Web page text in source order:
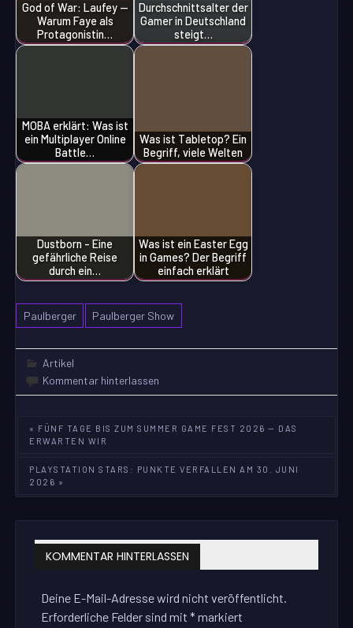
God of War: Laufey —
Warum Faye als
Protagonistin…
Durchschnittsalter der
Gamer in Deutschland
steigt…
MOBA erklärt: Was ist
ein Multiplayer Online
Battle…
Was ist Tabletop? Ein
Begriff, viele Welten
Dustborn - Eine
gefährliche Reise
durch ein…
Was ist ein Easter Egg
in Games? Der Begriff
einfach erklärt
Paulberger Paulberger Show
Artikel
Kommentar hinterlassen
Beitragsnavigation
« FÜNF TAGE BIS ZUM SUMMER GAME FEST 2026 — DAS
ERWARTEN WIR
PLAYSTATION STARS: PUNKTE VERFALLEN AM 30. JUNI
2026 »
KOMMENTAR HINTERLASSEN
Deine E-Mail-Adresse wird nicht veröffentlicht.
Erforderliche Felder sind mit*markiert